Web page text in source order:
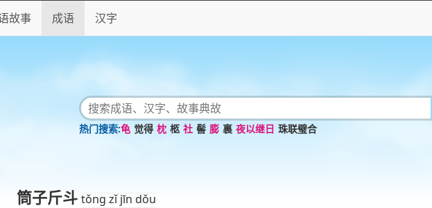
故事 成语 汉字
龟 觉得 枕 柩 社 髻 膨 裏 夜以继日 珠联璧合
筒子斤斗 tǒng zǐ jīn dǒu